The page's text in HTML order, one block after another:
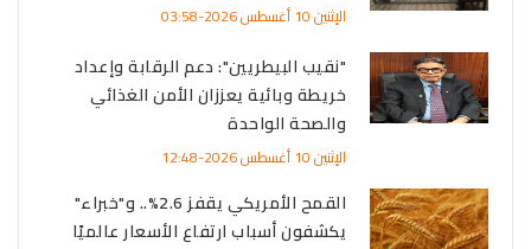
الإثنين 10 أغسطس 2026-03:58
"نقيب البيطريين": دعم الرقابة وإعداد
خريطة وبائية يعززان الأمن الغذائي
والصحة الواحدة
الإثنين 10 أغسطس 2026-12:48
القمح الأمريكي يقفز 2.6%.. و"خبراء"
يكشفون أسباب ارتفاع الأسعار عالميًا